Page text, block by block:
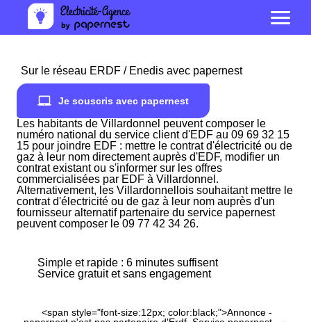
Sur le réseau ERDF / Enedis avec papernest
Je souscris avec papernest
Les habitants de Villardonnel peuvent composer le
numéro national du service client d'EDF au 09 69 32 15
15 pour joindre EDF : mettre le contrat d'électricité ou de
gaz à leur nom directement auprès d'EDF, modifier un
contrat existant ou s'informer sur les offres
commercialisées par EDF à Villardonnel.
Alternativement, les Villardonnellois souhaitant mettre le
contrat d'électricité ou de gaz à leur nom auprès d'un
fournisseur alternatif partenaire du service papernest
peuvent composer le 09 77 42 34 26.
Simple et rapide : 6 minutes suffisent
Service gratuit et sans engagement
<span style="font-size:12px; color:black;">Annonce -